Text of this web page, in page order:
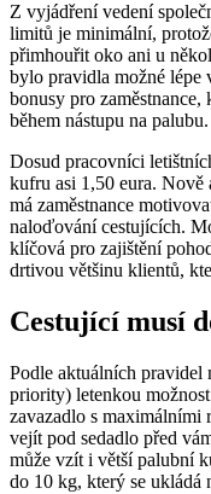
Z vyjádření vedení
limitů je minimální,
přimhouřit oko ani u
bylo pravidla možné lépe
bonusy pro
během nástupu na palubu.
Dosud pracovníci
kufru asi 1,50 eura. Nově
má zaměstnance
naloďování cestujících.
klíčová pro zajištění
drtivou většinu klientů,
Cestující musí
Podle aktuálních pravidel
priority) letenkou
zavazadlo s maximálními
vejít pod sedadlo před
může vzít i větší palubní
do 10 kg, který se ukládá